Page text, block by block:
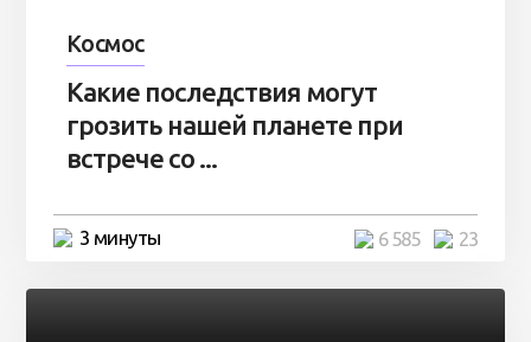
Космос
Какие последствия могут
грозить нашей планете при
встрече со ...
3 минуты 23
6 585